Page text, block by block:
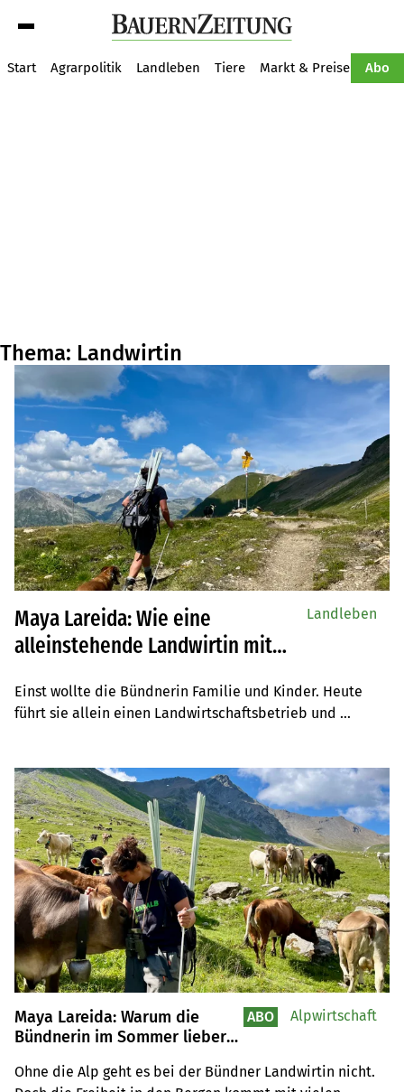
Start Agrarpolitik Landleben Tiere Markt & Preise Abo
Thema: Landwirtin
Maya Lareida: Wie eine
alleinstehende Landwirtin mit
umgeht
Einst wollte die Bündnerin Familie und Kinder. Heute
führt sie allein einen Landwirtschaftsbetrieb und
Landleben
Maya Lareida: Warum die
Bündnerin im Sommer lieber
Ohne die Alp geht es bei der Bündner Landwirtin nicht.
ABO Alpwirtschaft